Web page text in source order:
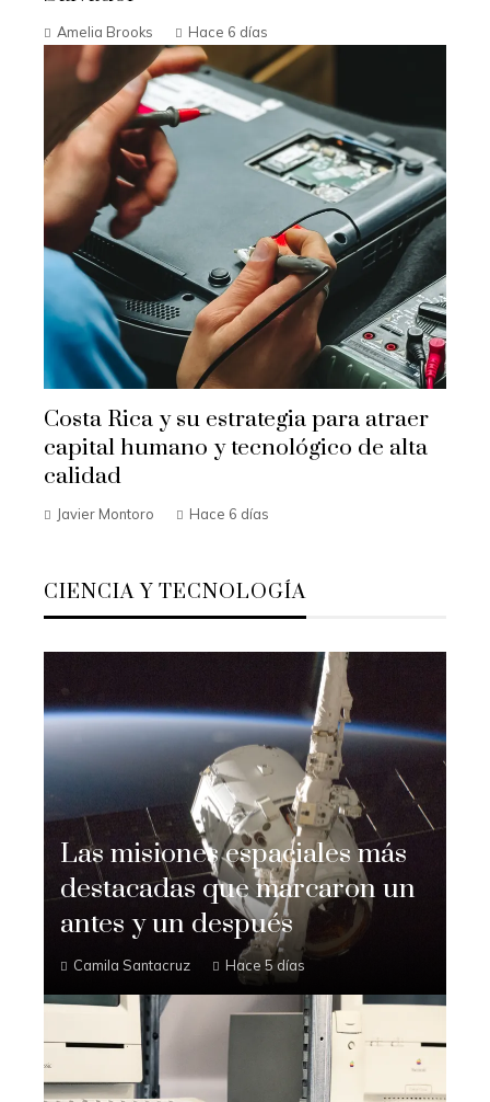
Amelia Brooks Hace 6 días
Costa Rica y su estrategia para atraer
capital humano y tecnológico de alta
calidad
Javier Montoro Hace 6 días
CIENCIA Y TECNOLOGÍA
Las misiones espaciales más
destacadas que marcaron un
antes y un después
Camila Santacruz Hace 5 días